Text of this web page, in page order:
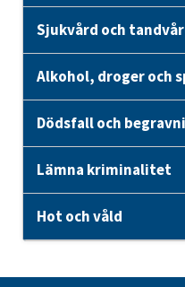
Sjukvård och
Alkohol, droger och
Dödsfall och
Lämna kriminalitet
Hot och våld